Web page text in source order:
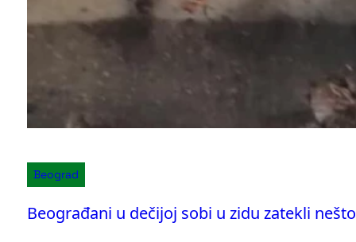
Beograd
Beograđani u dečijoj sobi u zidu zatekli